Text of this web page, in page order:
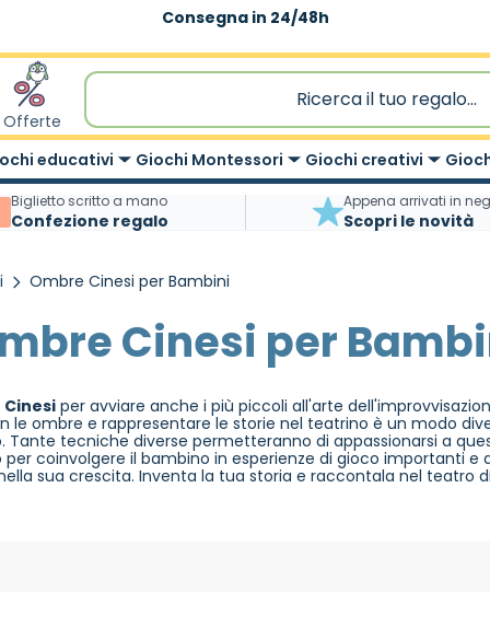
Spedizione gratuita|sopra 59,90€
educativi Giochi Montessori Giochi creativi
Offerte
Biglietto scritto a mano
Confezione regalo
Appena arrivati in
Scopri le novità
Ombre Cinesi per Bambini
Cinesi per
per avviare anche i più piccoli all'arte
le ombre e rappresentare le storie nel teatrino è un modo
tecniche diverse permetteranno di appassionarsi a
coinvolgere il bambino in esperienze di gioco importanti e
sua crescita. Inventa la tua storia e raccontala nel teatro